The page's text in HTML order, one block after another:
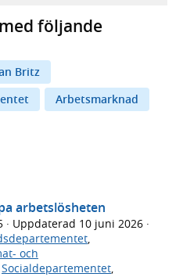
följande
Britz
Arbetsmarknad
arbetslösheten
· Uppdaterad 10 juni 2026 ·
,
och
Socialdepartementet,